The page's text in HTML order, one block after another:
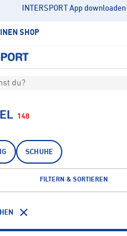
INTERSPORT App downloaden
SHOP
du?
148
SCHUHE
FILTERN & SORTIEREN